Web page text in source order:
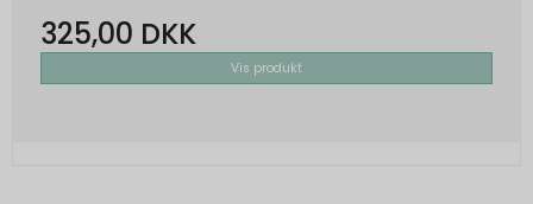
325,00 DKK
Vis produkt